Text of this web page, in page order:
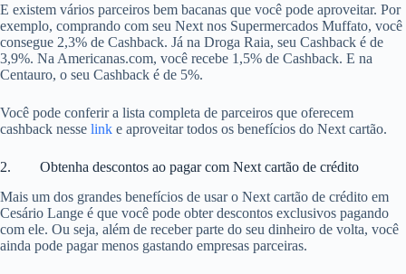
E existem vários parceiros bem bacanas que você pode aproveitar. Por
exemplo, comprando com seu Next nos Supermercados Muffato, você
consegue 2,3% de Cashback. Já na Droga Raia, seu Cashback é de
3,9%. Na Americanas.com, você recebe 1,5% de Cashback. E na
Centauro, o seu Cashback é de 5%.
Você pode conferir a lista completa de parceiros que oferecem
cashback nesse link e aproveitar todos os benefícios do Next cartão.
2. Obtenha descontos ao pagar com Next cartão de crédito
Mais um dos grandes benefícios de usar o Next cartão de crédito em
Cesário Lange é que você pode obter descontos exclusivos pagando
com ele. Ou seja, além de receber parte do seu dinheiro de volta, você
ainda pode pagar menos gastando empresas parceiras.